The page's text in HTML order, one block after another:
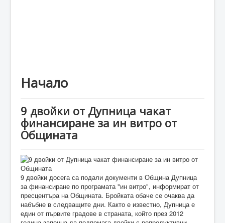
Начало
9 двойки от Дупница чакат
финансиране за ин витро от
Общината
9 двойки досега са подали документи в Община Дупница
за финансиране по програмата "ин витро", информират от
пресцентъра на Общината. Бройката обаче се очаква да
набъбне в следващите дни. Както е известно, Дупница е
един от първите градове в страната, който през 2012